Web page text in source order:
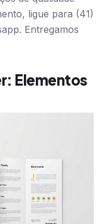
ligue para (41)
Entregamos
Elementos